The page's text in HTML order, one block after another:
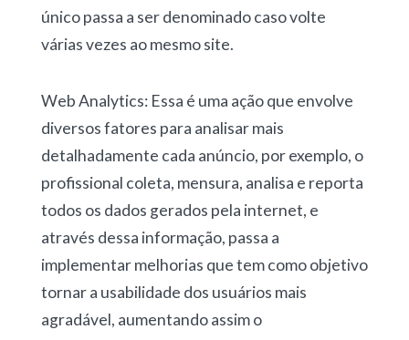
único passa a ser denominado caso volte
várias vezes ao mesmo site.
Web Analytics: Essa é uma ação que envolve
diversos fatores para analisar mais
detalhadamente cada anúncio, por exemplo, o
profissional coleta, mensura, analisa e reporta
todos os dados gerados pela internet, e
através dessa informação, passa a
implementar melhorias que tem como objetivo
tornar a usabilidade dos usuários mais
agradável, aumentando assim o